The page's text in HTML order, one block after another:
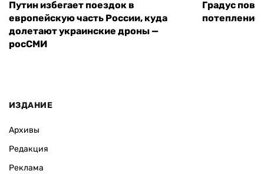
Путин избегает поездок в
европейскую часть России, куда
долетают украинские дроны —
росСМИ
Градус
ИЗДАНИЕ
Архивы
Редакция
Реклама